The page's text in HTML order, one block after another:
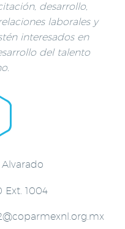
desarrollo,
laborales y
interesados en
del talento
Alvarado
Ext. 1004